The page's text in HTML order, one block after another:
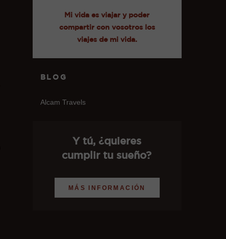
Mi vida es viajar y poder
compartir con vosotros los
viajes de mi vida.
BLOG
Alcam Travels
Y tú, ¿quieres
cumplir tu sueño?
MÁS INFORMACIÓN